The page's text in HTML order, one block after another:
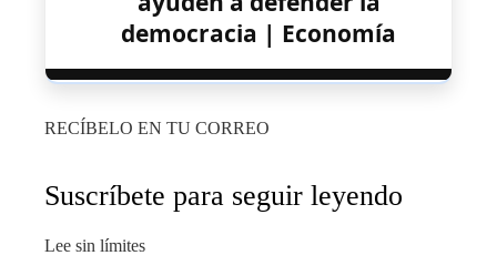
democracia | Economía
RECÍBELO EN TU CORREO
Suscríbete para seguir leyendo
Lee sin límites